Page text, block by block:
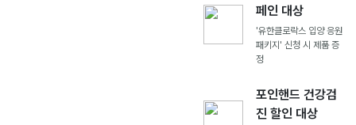
페인 대상
'유한클로락스 입양 응원
패키지' 신청 시 제품 증
정
포인핸드 건강검
진 할인 대상